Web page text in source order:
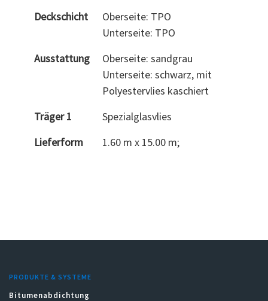
Deckschicht
Oberseite: TPO
Unterseite: TPO
Ausstattung
Oberseite: sandgrau
Unterseite: schwarz, mit
Polyestervlies kaschiert
Träger 1
Spezialglasvlies
Lieferform
1.60 m x 15.00 m;
PRODUKTE & SYSTEME
Bitumenabdichtung